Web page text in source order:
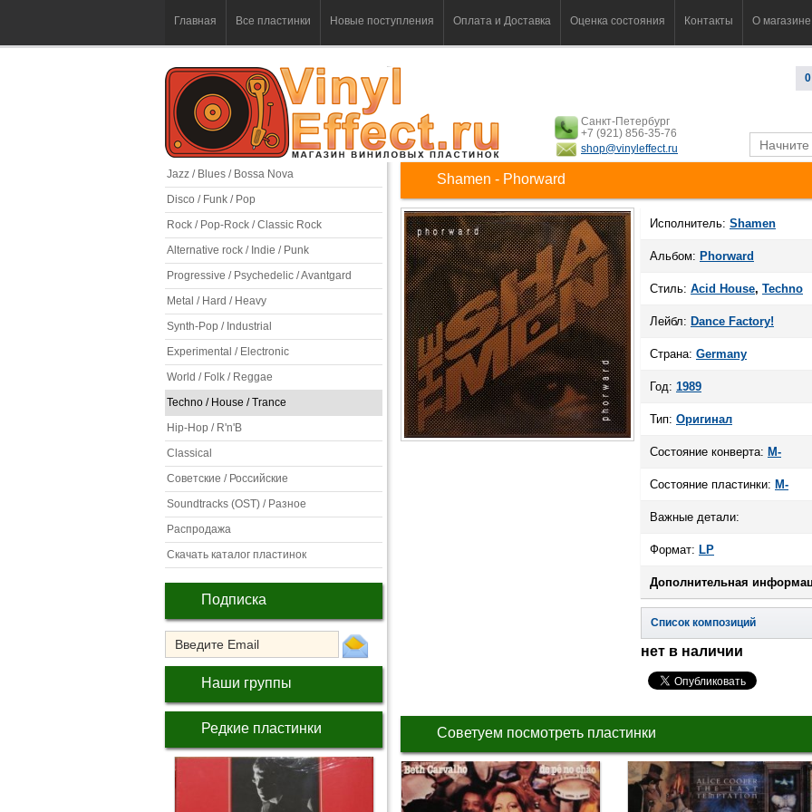
Главная Все пластинки Новые поступления Оплата и Доставка Оценка состояния Контакты О магазине
0
Санкт-Петербург
+7 (921) 856-35-76
shop@vinyleffect.ru
Jazz / Blues / Bossa Nova
Disco / Funk / Pop
Rock / Pop-Rock / Classic Rock
Alternative rock / Indie / Punk
Progressive / Psychedelic / Avantgard
Metal / Hard / Heavy
Synth-Pop / Industrial
Experimental / Electronic
World / Folk / Reggae
Techno / House / Trance
Hip-Hop / R'n'B
Classical
Советские / Российские
Soundtracks (OST) / Разное
Распродажа
Скачать каталог пластинок
Подписка
Наши группы
Редкие пластинки
Shamen - Phorward
Исполнитель: Shamen
Альбом: Phorward
Стиль: Acid House, Techno
Лейбл: Dance Factory!
Страна: Germany
Год: 1989
Тип: Оригинал
Состояние конверта: M-
Состояние пластинки: M-
Важные детали:
Формат: LP
Дополнительная
Список композиций
нет в наличии
Советуем посмотреть пластинки